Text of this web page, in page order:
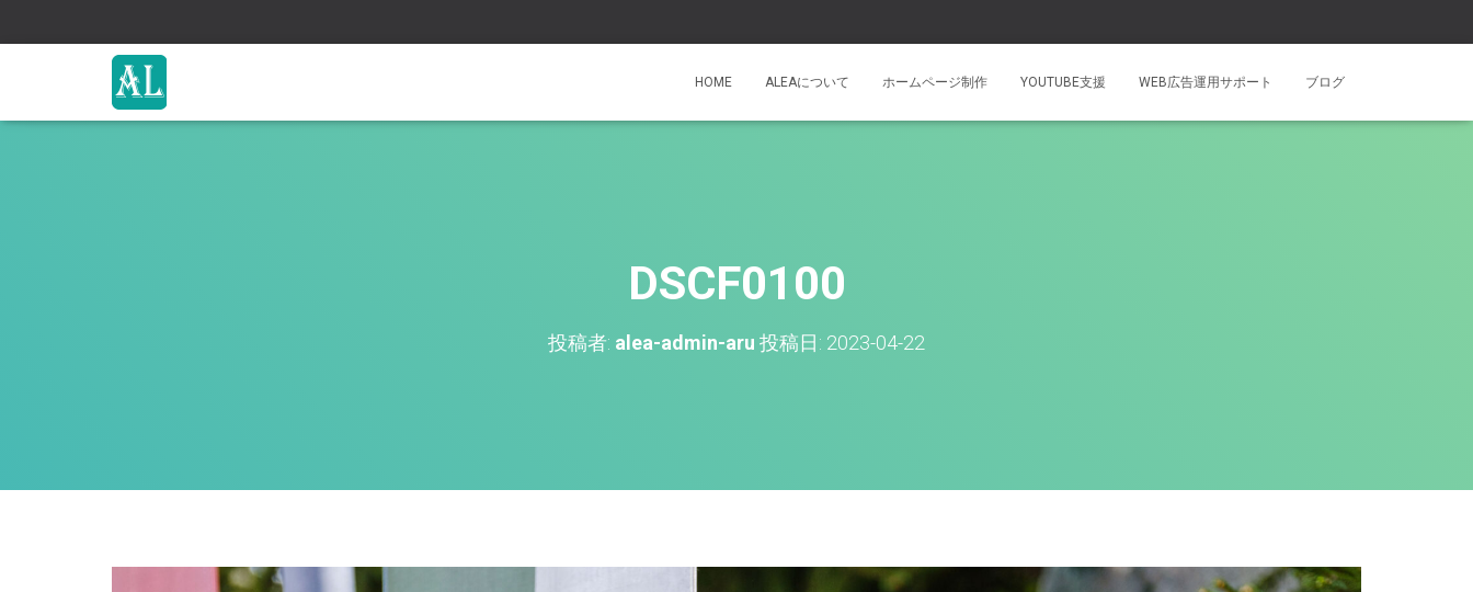
HOME ALEAについて ホームページ制作 YOUTUBE支援 WEB広告運用サポート ブログ
DSCF0100
投稿者: alea-admin-aru 投稿日: 2023-04-22